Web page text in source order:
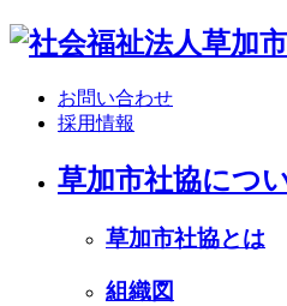
お問い合わせ
採用情報
草加市社協につ
草加市社協とは
組織図